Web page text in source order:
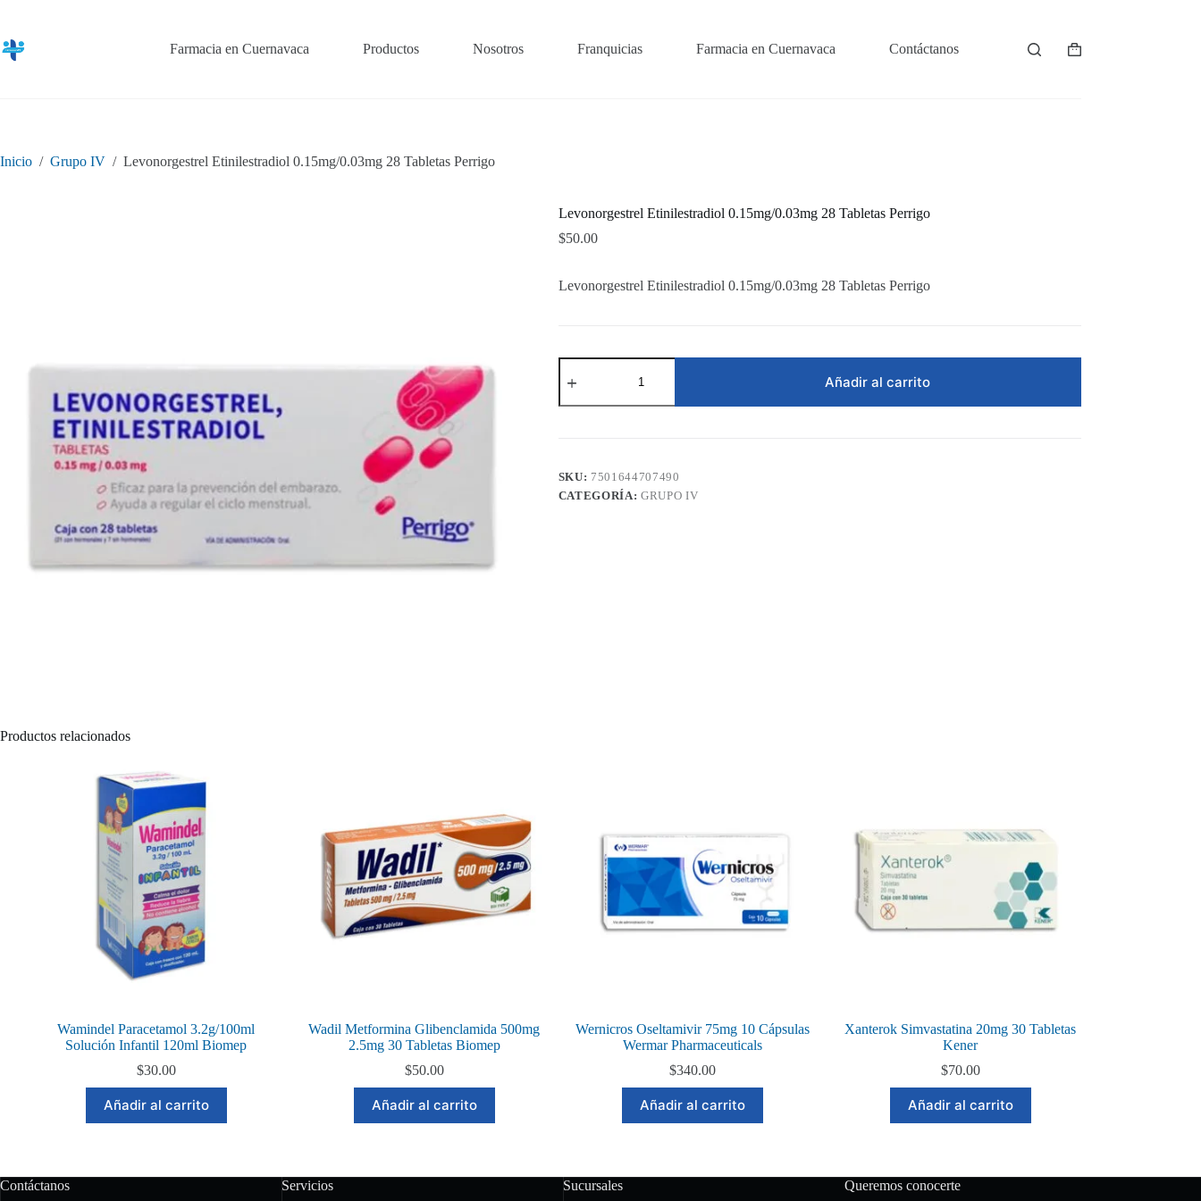
contenido
Farmacia en Cuernavaca Productos Nosotros Franquicias Farmacia en Cuernavaca Contáctanos
Shopping
Inicio / Grupo IV / Levonorgestrel Etinilestradiol 0.15mg/0.03mg 28 Tabletas Perrigo
Levonorgestrel Etinilestradiol 0.15mg/0.03mg 28 Tabletas Perrigo
$50.00
Levonorgestrel Etinilestradiol 0.15mg/0.03mg 28 Tabletas Perrigo
Levonorgestrel
Etinilestradiol
28
Añadir al carrito
SKU: 7501644707490
CATEGORÍA: GRUPO IV
Productos relacionados
Wamindel Paracetamol 3.2g/100ml
Solución Infantil 120ml Biomep
$30.00
Añadir al carrito
Wadil Metformina Glibenclamida 500mg
2.5mg 30 Tabletas Biomep
$50.00
Añadir al carrito
Wernicros Oseltamivir 75mg 10 Cápsulas
Wermar Pharmaceuticals
$340.00
Añadir al carrito
Xanterok Simvastatina 20mg 30 Tabletas
Kener
$70.00
Añadir al carrito
Contáctanos Servicios Sucursales Queremos conocerte